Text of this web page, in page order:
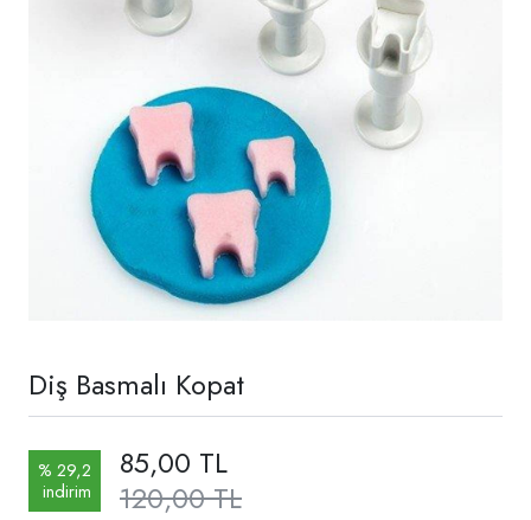
Diş Basmalı Kopat
% 29,2
indirim
120,00 TL
85,00 TL